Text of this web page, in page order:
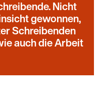
Nicht
gewonnen,
Schreibenden
auch die Arbeit